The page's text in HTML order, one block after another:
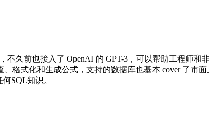
不久前也接入了 OpenAI 的 GPT-3，可以帮助工程师
格式化和生成公式，支持的数据库也基本 cover 了市面
SQL知识。